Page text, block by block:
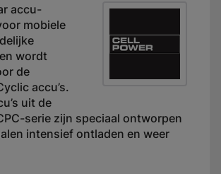
accu-
mobiele
wordt
de
accu’s.
uit de
serie zijn speciaal ontworpen
intensief ontladen en weer